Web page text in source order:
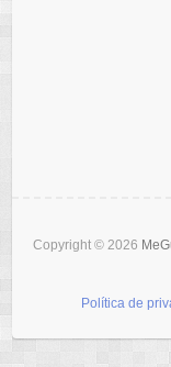
Copyright © 2026
Política de